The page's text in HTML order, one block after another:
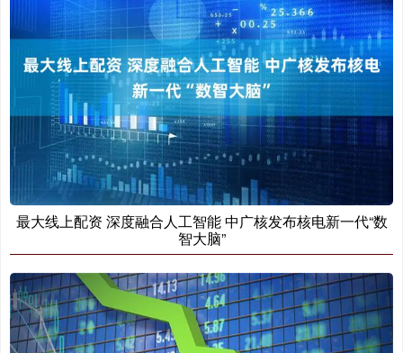
最大线上配资 深度融合人工智能 中广核发布核电新一代“数
智大脑”